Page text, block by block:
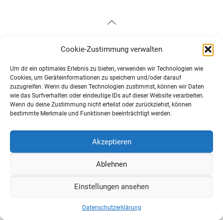
Cookie-Zustimmung verwalten
Um dir ein optimales Erlebnis zu bieten, verwenden wir Technologien wie
Cookies, um Geräteinformationen zu speichern und/oder darauf
zuzugreifen. Wenn du diesen Technologien zustimmst, können wir Daten
wie das Surfverhalten oder eindeutige IDs auf dieser Website verarbeiten.
Wenn du deine Zustimmung nicht erteilst oder zurückziehst, können
bestimmte Merkmale und Funktionen beeinträchtigt werden.
Akzeptieren
Ablehnen
Einstellungen ansehen
Datenschutzerklärung
© 2026 Betheme by Muffin group
| All Rights Reserved |
WordPress